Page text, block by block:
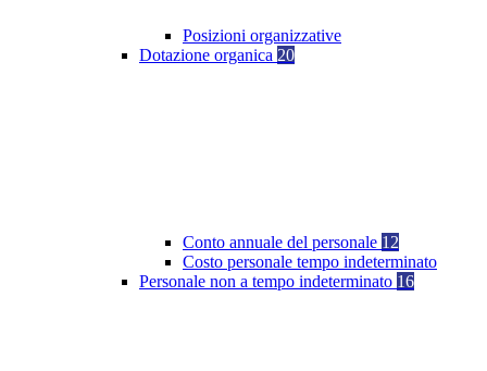
Posizioni organizzative
Dotazione organica 20
Conto annuale del personale 12
Costo personale tempo indeterminato
Personale non a tempo indeterminato 16